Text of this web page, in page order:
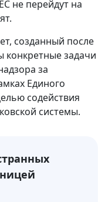
не перейдут на
созданный после
конкретные задачи
за
Единого
содействия
системы.